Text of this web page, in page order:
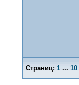
Страниц: 1 ... 10